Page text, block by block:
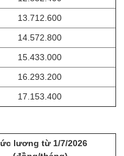
13.712.600
14.572.800
15.433.000
16.293.200
17.153.400
lương từ 1/7/2026